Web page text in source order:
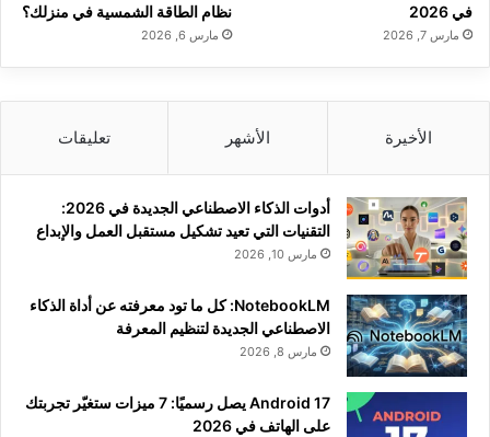
في 2026
مارس 7, 2026
نظام الطاقة الشمسية في منزلك؟
مارس 6, 2026
الأخيرة الأشهر تعليقات
أدوات الذكاء الاصطناعي الجديدة في 2026:
التقنيات التي تعيد تشكيل مستقبل العمل والإبداع
مارس 10, 2026
NotebookLM: كل ما تود معرفته عن أداة الذكاء
الاصطناعي الجديدة لتنظيم المعرفة
مارس 8, 2026
Android 17 يصل رسميًا: 7 ميزات ستغيّر تجربتك
على الهاتف في 2026